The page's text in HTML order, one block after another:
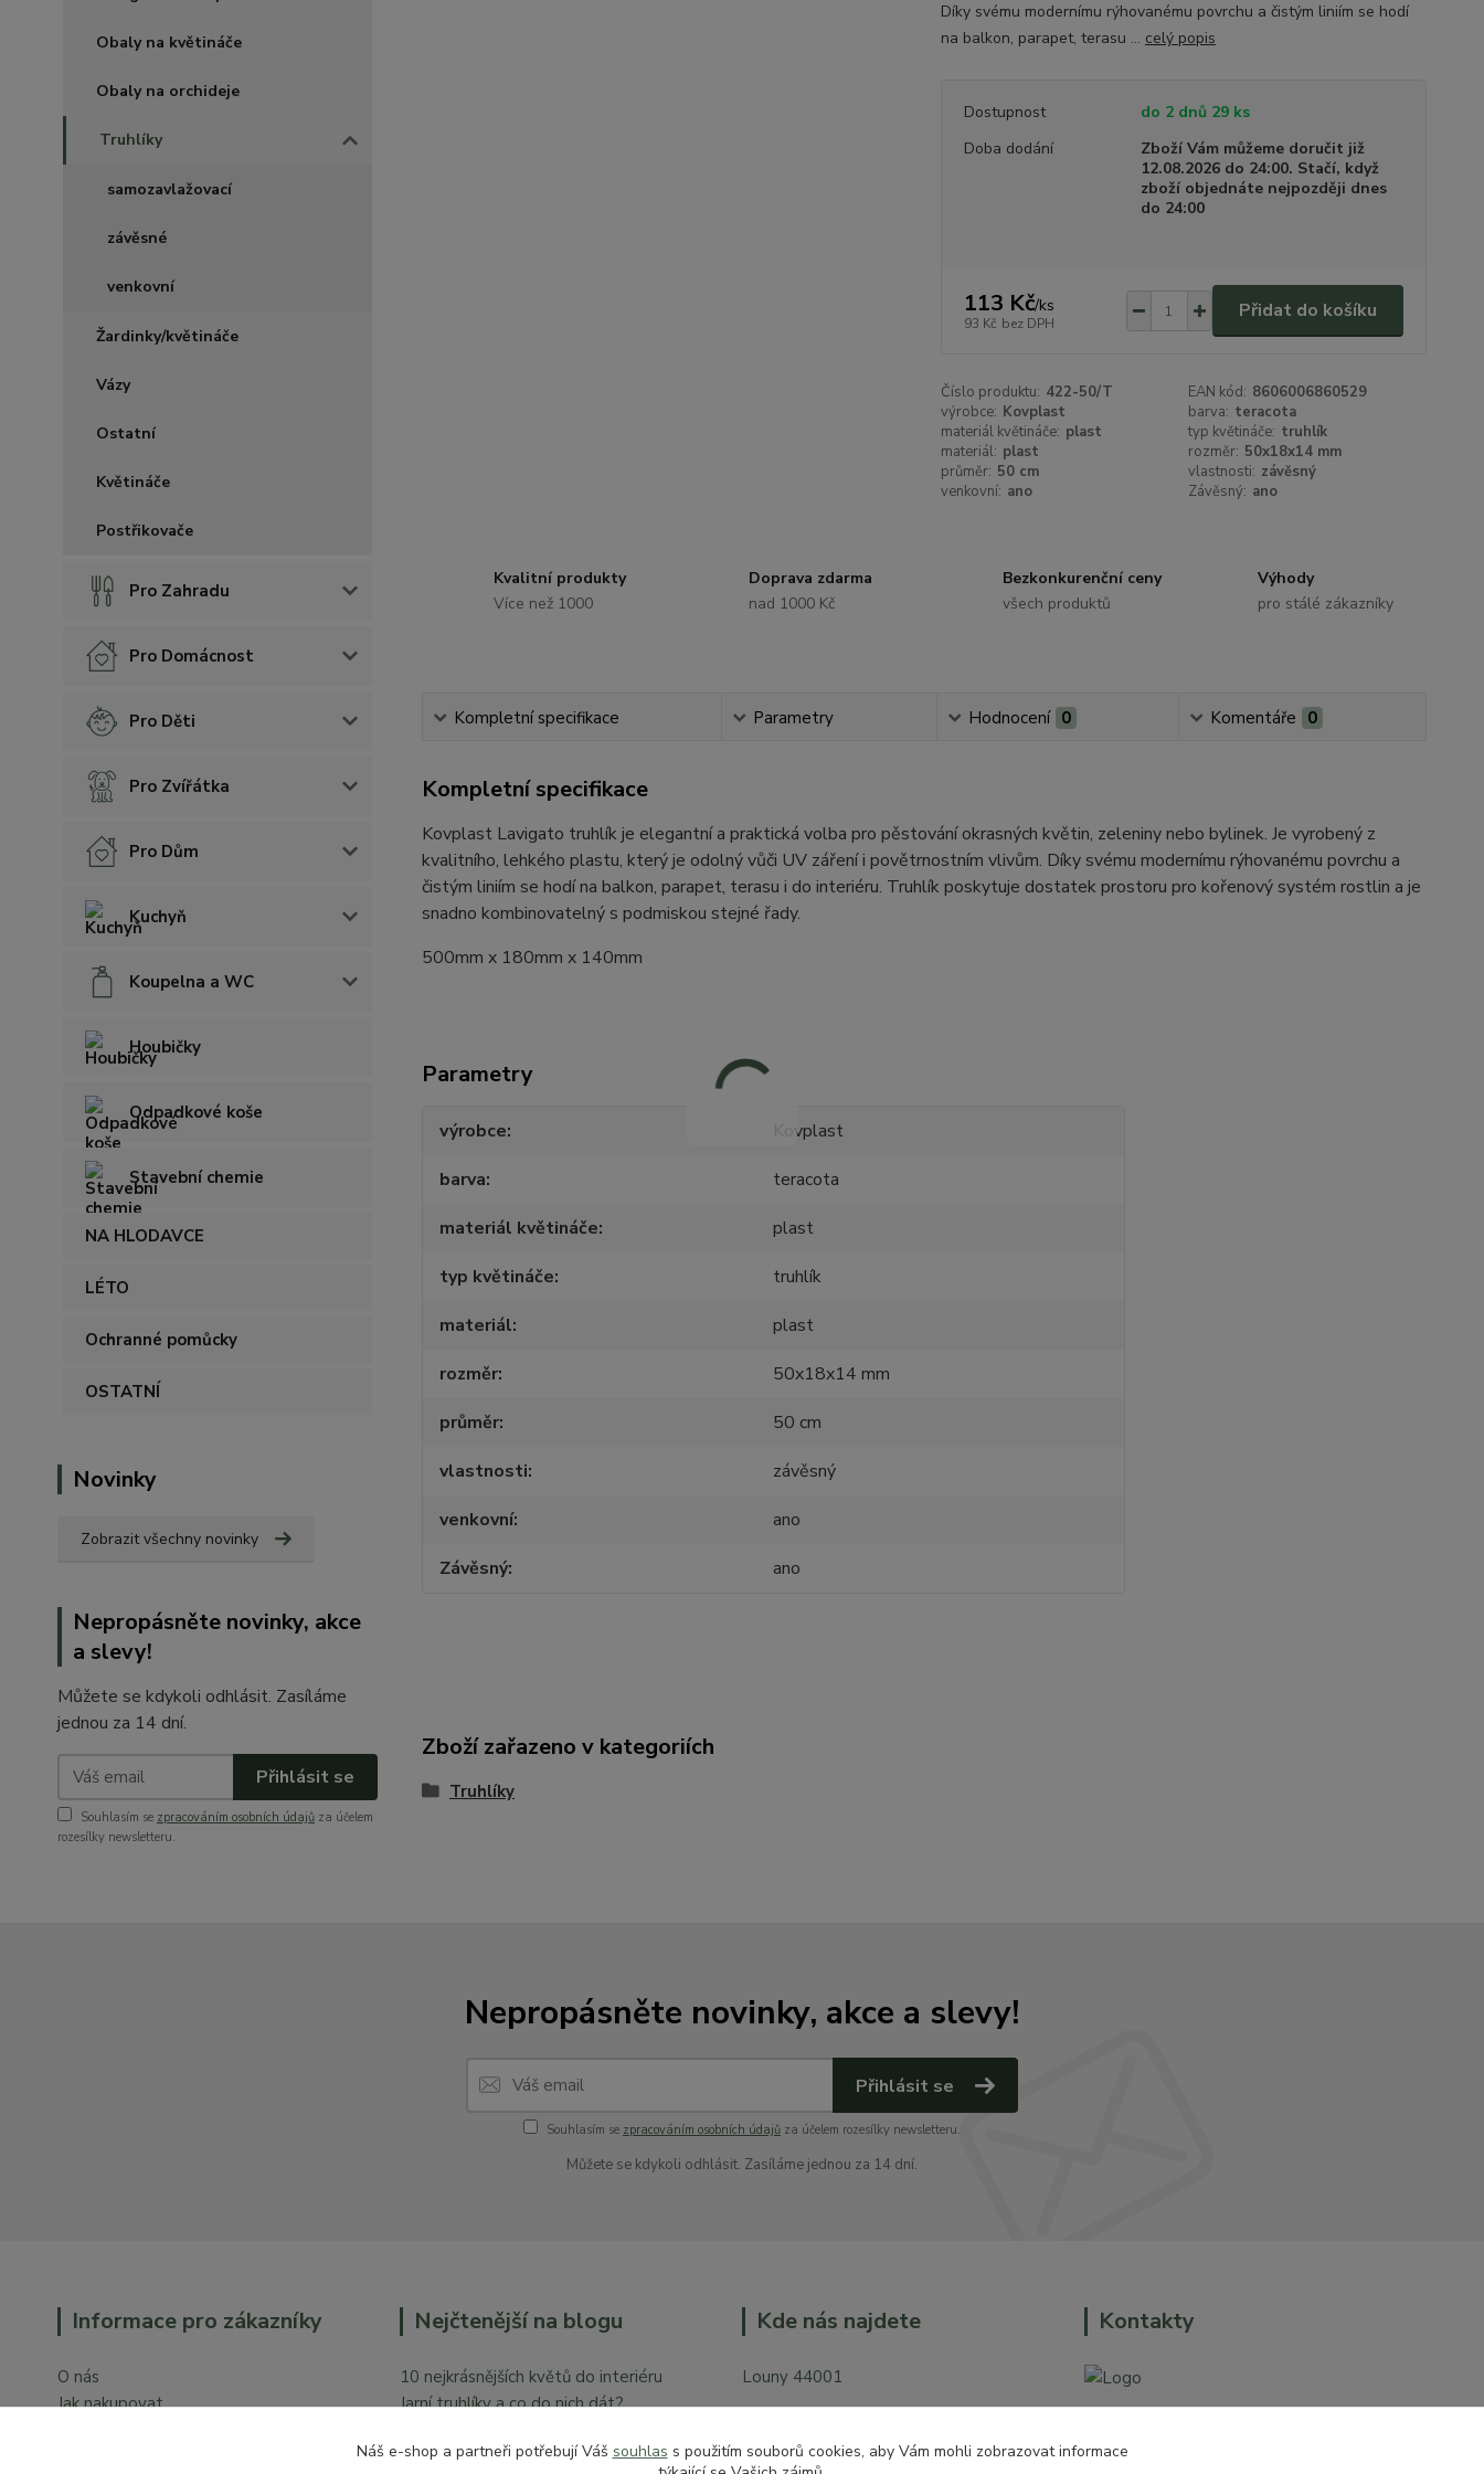
Obaly na květináče
Obaly na orchideje
Truhlíky
samozavlažovací
závěsné
venkovní
Žardinky/květináče
Vázy
Ostatní
Květináče
Postřikovače
Pro Zahradu
Pro Domácnost
Pro Děti
Pro Zvířátka
Pro Dům
Kuchyň
Koupelna a WC
Houbičky
Odpadkové koše
Stavební chemie
NA HLODAVCE
LÉTO
Ochranné pomůcky
OSTATNÍ
Novinky
Zobrazit všechny novinky
Nepropásněte novinky, akce
a slevy!
Můžete se kdykoli odhlásit. Zasíláme
jednou za 14 dní.
Přihlásit se
Souhlasím se zpracováním osobních údajů za účelem
rozesílky newsletteru.
Díky svému modernímu rýhovanému povrchu a čistým liniím se hodí
na balkon, parapet, terasu ... celý popis
Dostupnost
do 2 dnů 29 ks
Doba dodání
Zboží Vám můžeme doručit již
12.08.2026 do 24:00. Stačí, když
zboží objednáte nejpozději dnes
do 24:00
113 Kč/ks
93 Kč bez DPH
Přidat do košíku
Číslo produktu: 422-50/T EAN kód: 8606006860529
výrobce: Kovplast barva: teracota
materiál květináče: plast typ květináče: truhlík
materiál: plast rozměr: 50x18x14 mm
průměr: 50 cm vlastnosti: závěsný
venkovní: ano Závěsný: ano
Kvalitní produkty
Více než 1000
Doprava zdarma
nad 1000 Kč
Bezkonkurenční ceny
všech produktů
Výhody
pro stálé zákazníky
Kompletní specifikace Parametry Hodnocení 0 Komentáře 0
Kompletní specifikace
Kovplast Lavigato truhlík je elegantní a praktická volba pro pěstování okrasných květin, zeleniny nebo bylinek. Je vyrobený z
kvalitního, lehkého plastu, který je odolný vůči UV záření i povětrnostním vlivům. Díky svému modernímu rýhovanému povrchu a
čistým liniím se hodí na balkon, parapet, terasu i do interiéru. Truhlík poskytuje dostatek prostoru pro kořenový systém rostlin a je
snadno kombinovatelný s podmiskou stejné řady.
500mm x 180mm x 140mm
Parametry
výrobce
Kovplast
barva
teracota
materiál květináče
plast
typ květináče
truhlík
materiál
plast
rozměr
50x18x14 mm
průměr
50 cm
vlastnosti
závěsný
venkovní
ano
Závěsný
ano
Zboží zařazeno v kategoriích
Truhlíky
Nepropásněte novinky, akce a slevy!
Přihlásit se
Souhlasím se zpracováním osobních údajů za účelem rozesílky newsletteru.
Můžete se kdykoli odhlásit. Zasíláme jednou za 14 dní.
Informace pro zákazníky
O nás
Jak nakupovat
Nejčtenější na blogu
10 nejkrásnějších květů do interiéru
Jarní truhlíky a co do nich dát?
Kde nás najdete
Louny 44001
Vchod z České ulice prodejna pro dům a
Kontakty
Náš e-shop a partneři potřebují Váš souhlas s použitím souborů cookies, aby Vám mohli zobrazovat informace